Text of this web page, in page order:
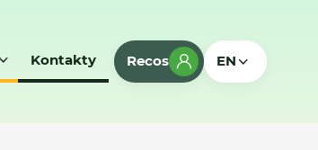
Kontakty Recos EN